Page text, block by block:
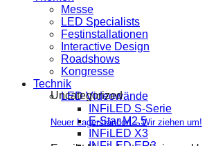
Messe
LED Specialists
Festinstallationen
Interactive Design
Roadshows
Kongresse
Technik
LED Videowände
INFiLED S-Serie
E-Star M2.5
INFiLED X3
Uncategorized
Neuer Lagerstandort – Wir ziehen um!